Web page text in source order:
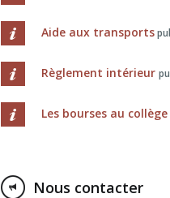
Aide aux transports
Règlement intérieur
Les bourses au collège
Nous contacter